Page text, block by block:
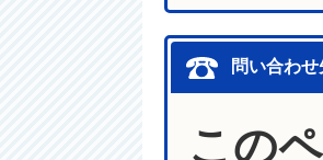
問い合わせ
この